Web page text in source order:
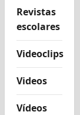
Revistas
escolares
Videoclips
Videos
Vídeos